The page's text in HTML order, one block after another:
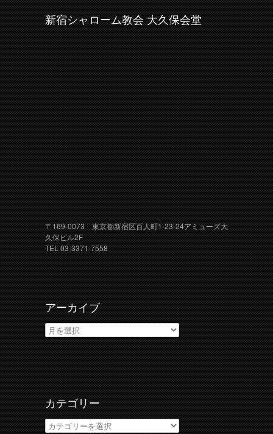
新宿シャローム教会 大久保会堂
〒169-0073 東京都新宿区百人町1-23-24アミューズ大
久保ビル2F
TEL 03-3371-7558
アーカイブ
ア
ー
カ
イ
ブ
カテゴリー
カ